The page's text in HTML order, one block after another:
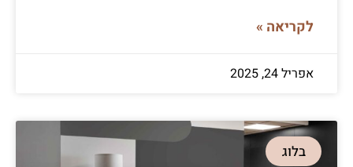
לקריאה »
אפריל 24, 2025
בלוג